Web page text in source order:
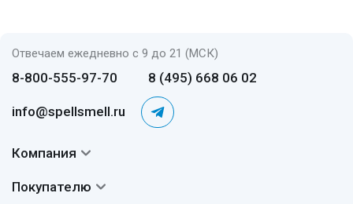
Отвечаем ежедневно с 9 до 21 (МСК)
8-800-555-97-70 8 (495) 668 06 02
info@spellsmell.ru
Компания
Покупателю